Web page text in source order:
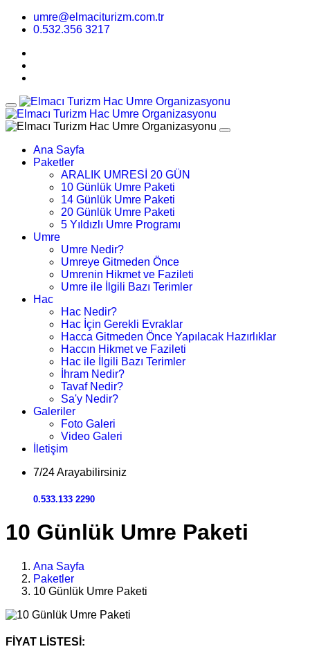
umre@elmaciturizm.com.tr
0.532.356 3217
Ana Sayfa
Paketler
ARALIK UMRESİ 20 GÜN
10 Günlük Umre Paketi
14 Günlük Umre Paketi
20 Günlük Umre Paketi
5 Yıldızlı Umre Programı
Umre
Umre Nedir?
Umreye Gitmeden Önce
Umrenin Hikmet ve Fazileti
Umre ile İlgili Bazı Terimler
Hac
Hac Nedir?
Hac İçin Gerekli Evraklar
Hacca Gitmeden Önce Yapılacak Hazırlıklar
Haccın Hikmet ve Fazileti
Hac ile İlgili Bazı Terimler
İhram Nedir?
Tavaf Nedir?
Sa'y Nedir?
Galeriler
Foto Galeri
Video Galeri
İletişim
7/24 Arayabilirsiniz
0.533.133 2290
10 Günlük Umre Paketi
Ana Sayfa
Paketler
10 Günlük Umre Paketi
FİYAT LİSTESİ: